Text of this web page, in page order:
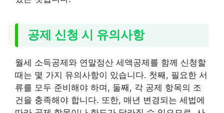
공제 신청 시 유의사항
월세 소득공제와 연말정산 세액공제를 함께 신청할
때는 몇 가지 유의사항이 있습니다. 첫째, 필요한 서
류를 모두 준비해야 하며, 둘째, 각 공제 항목의 조
건을 충족해야 합니다. 또한, 매년 변경되는 세법에